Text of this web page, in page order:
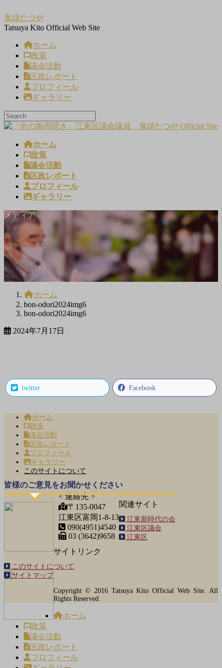
ン
テ
ビ
ゲ
鬼頭たつや
Tatsuya Kito Official Web Site
ホーム
政策
議会活動
区政レポート
プロフィール
ギャラリー
ホーム
政策
議会活動
区政レポート
プロフィール
ギャラリー
メディア
ホーム
bon-odori2024img6
bon-odori2024img6
2024年7月17日
Facebook
twitter
ホーム
政策
議会活動
区政レポート
プロフィール
ギャラリー
このサイトについて
皆様のご意見をお聞かせください
< 連絡先 >
〒135-0047
江東区富岡1-8-13
090(4951)4540
03 (3642)9658
関連サイト
江東新時代の会
江東区議会
江東区
サイトリンク
このサイトについて
サイトマップ
Copyright © 2016 Tatsuya Kito Official Web Site. All
Rights Reserved.
ホーム
政策
議会活動
区政レポート
プロフィール